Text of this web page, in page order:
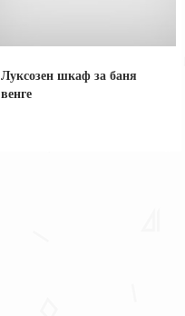
Луксозен шкаф за баня
венге